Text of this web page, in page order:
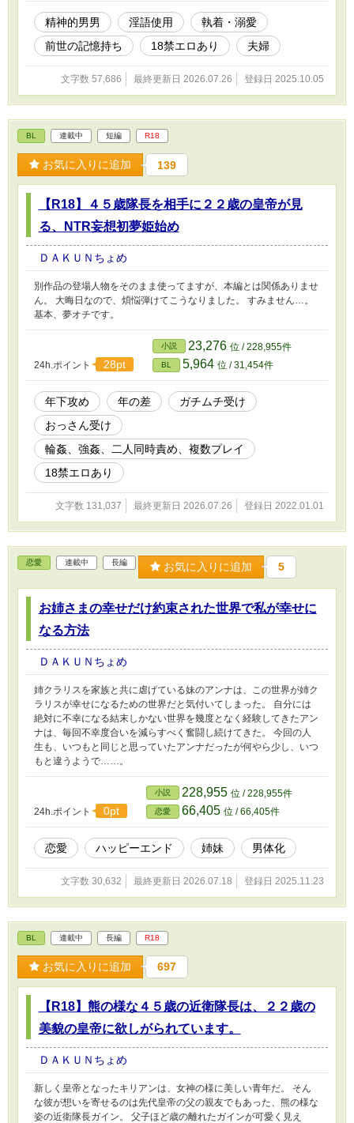
精神的男男 淫語使用
執着・溺愛
前世の記憶持ち
18禁エロあり 夫婦
文字数 57,686 最終更新日 2026.07.26 登録日 2025.10.05
BL 連載中 短編 R18
お気に入りに追加 139
【R18】４５歳隊長を相手に２２歳の皇帝が見
る、NTR妄想初夢姫始め
ＤＡＫＵＮちょめ
別作品の登場人物をそのまま使ってますが、本編とは関係ありませ
ん。 大晦日なので、煩悩弾けてこうなりました。 すみません…。
基本、夢オチです。
24h.ポイント 28pt
小説 23,276 位 / 228,955件
BL 5,964 位 / 31,454件
年下攻め 年の差
ガチムチ受け
おっさん受け
輪姦、強姦、二人同時責め、複数プレイ
18禁エロあり
文字数 131,037 最終更新日 2026.07.26 登録日 2022.01.01
恋愛 連載中 長編 お気に入りに追加 5
お姉さまの幸せだけ約束された世界で私が幸せに
なる方法
ＤＡＫＵＮちょめ
姉クラリスを家族と共に虐げている妹のアンナは、この世界が姉ク
ラリスが幸せになるための世界だと気付いてしまった。 自分には
絶対に不幸になる結末しかない世界を幾度となく経験してきたアン
ナは、毎回不幸度合いを減らすべく奮闘し続けてきた。 今回の人
生も、いつもと同じと思っていたアンナだったが何やら少し、いつ
もと違うようで……。
24h.ポイント 0pt
小説 228,955 位 / 228,955件
恋愛 66,405 位 / 66,405件
恋愛 ハッピーエンド 姉妹 男体化
文字数 30,632 最終更新日 2026.07.18 登録日 2025.11.23
BL 連載中 長編 R18
お気に入りに追加 697
【R18】熊の様な４５歳の近衛隊長は、２２歳の
美貌の皇帝に欲しがられています。
ＤＡＫＵＮちょめ
新しく皇帝となったキリアンは、女神の様に美しい青年だ。 そん
な彼が想いを寄せるのは先代皇帝の父の親友でもあった、熊の様な
姿の近衛隊長ガイン。 父子ほど歳の離れたガインが可愛く見え